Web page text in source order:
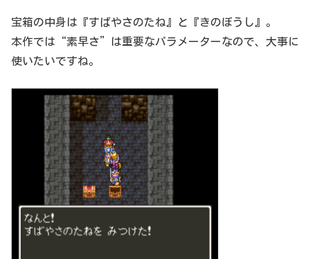
宝箱の中身は『すばやさのたね』と『きのぼうし』。
本作では“素早さ”は重要なパラメーターなので、大事に
使いたいですね。